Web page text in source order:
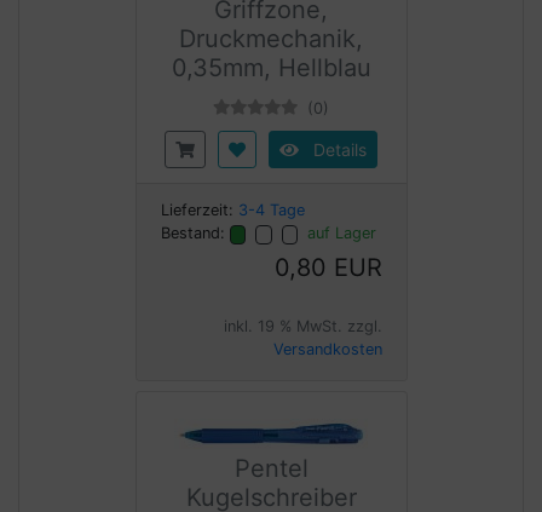
Griffzone,
Druckmechanik,
0,35mm, Hellblau
(0)
Details
Lieferzeit: 3-4 Tage
Bestand:
auf Lager
0,80 EUR
inkl. 19 % MwSt. zzgl.
Versandkosten
Pentel
Kugelschreiber